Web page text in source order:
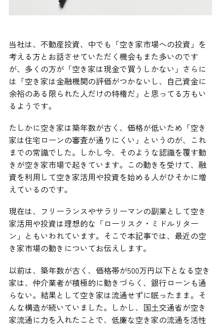
当社は、不動産投資、中でも「空き家市場への投資」を
考える方とお話させていただく機会もまた多いのです
が、多くの方が「空き家は現金で買うしかない」さらに
は「空き家は金融機関の評価がつかないし、自己資金に
余裕のある限られた人だけの特権だ」と思ってる方もい
るようです。
たしかに空き家は築年数が古く、価格が低いため「空き
家は住宅ローンの審査が通りにくい」というのが、これ
までの常識でした。しかし今、そのような認識を覆す動
きが空き家市場で起きています。この動きを受けて、融
資を利用して空き家活用や投資を始める人がひそかに増
えているのです。
現在は、フリーランスやサラリーマンの副業として空き
家活用や投資は理想的な「ローリスク・ミドルリター
ン」ともいわれています。そこで本記事では、最近の空
き家市場の動きについてお伝えします。
以前は、築年数が古く、価格帯が500万円以下となる空き
家は、仲介業者が積極的に動きづらく、銀行ローンも通
らない。結果として空き家は流通せずに眠ったまま。そ
んな構造が続いていました。しかし、国土交通省が空き
家流通に力を入れたことで、低廉な空き家の流通を活性